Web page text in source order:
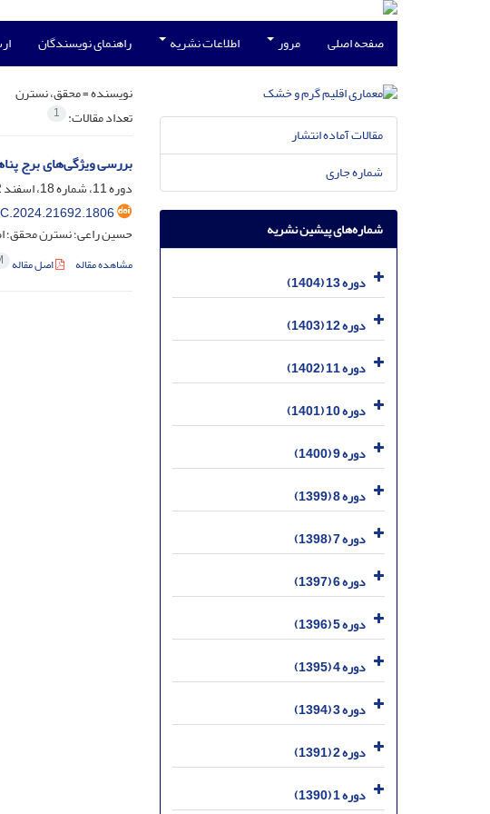
صفحه اصلی مرور اطلاعات نشریه راهنمای نویسندگان
نویسنده =محقق، نسترن
تعداد مقالات: 1
بررسی ویژگی‌های برج
دوره 11، شماره 18، اسفند 1402، صفحه
حسین راعی؛ نسترن محقق؛
مشاهده مقاله اصل مقاله
مقالات آماده انتشار
شماره جاری
شماره‌های پیشین نشریه
دوره 13 (1404)
دوره 12 (1403)
دوره 11 (1402)
دوره 10 (1401)
دوره 9 (1400)
دوره 8 (1399)
دوره 7 (1398)
دوره 6 (1397)
دوره 5 (1396)
دوره 4 (1395)
دوره 3 (1394)
دوره 2 (1391)
دوره 1 (1390)